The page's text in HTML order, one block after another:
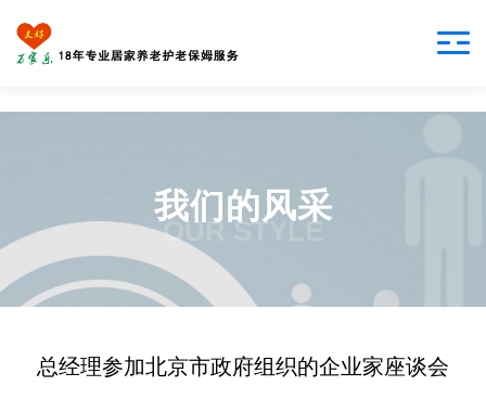
我们的风采
OUR STYLE
总经理参加北京市政府组织的企业家座谈会